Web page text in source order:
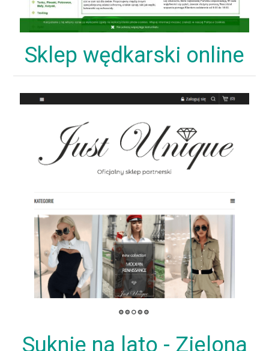
Sklep wędkarski online
Suknie na lato - Zielona